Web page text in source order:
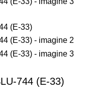
744 (E-33)